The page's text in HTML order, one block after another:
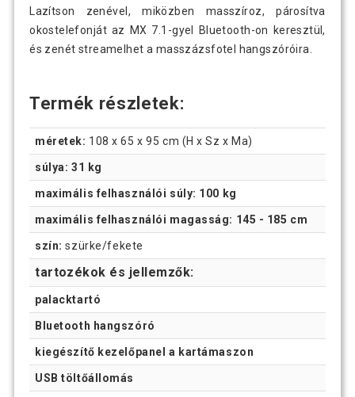
Lazítson zenével, miközben masszíroz, párosítva
okostelefonját az MX 7.1-gyel Bluetooth-on keresztül,
és zenét streamelhet a masszázsfotel hangszóróira.
Termék részletek:
méretek: 108 x 65 x 95 cm (H x Sz x Ma)
súlya: 31 kg
maximális felhasználói súly: 100 kg
maximális felhasználói magasság: 145 - 185 cm
szín: szürke/fekete
tartozékok és jellemzők:
palacktartó
Bluetooth hangszóró
kiegészítő kezelőpanel a kartámaszon
USB töltőállomás